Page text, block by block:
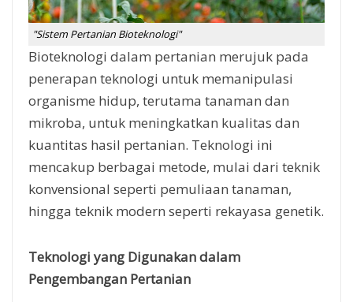
"Sistem Pertanian Bioteknologi"
Bioteknologi dalam pertanian merujuk pada
penerapan teknologi untuk memanipulasi
organisme hidup, terutama tanaman dan
mikroba, untuk meningkatkan kualitas dan
kuantitas hasil pertanian. Teknologi ini
mencakup berbagai metode, mulai dari teknik
konvensional seperti pemuliaan tanaman,
hingga teknik modern seperti rekayasa genetik.
Teknologi yang Digunakan dalam
Pengembangan Pertanian